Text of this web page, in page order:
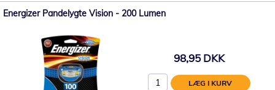
Energizer Pandelygte Vision - 200 Lumen
98,95 DKK
LÆG I KURV